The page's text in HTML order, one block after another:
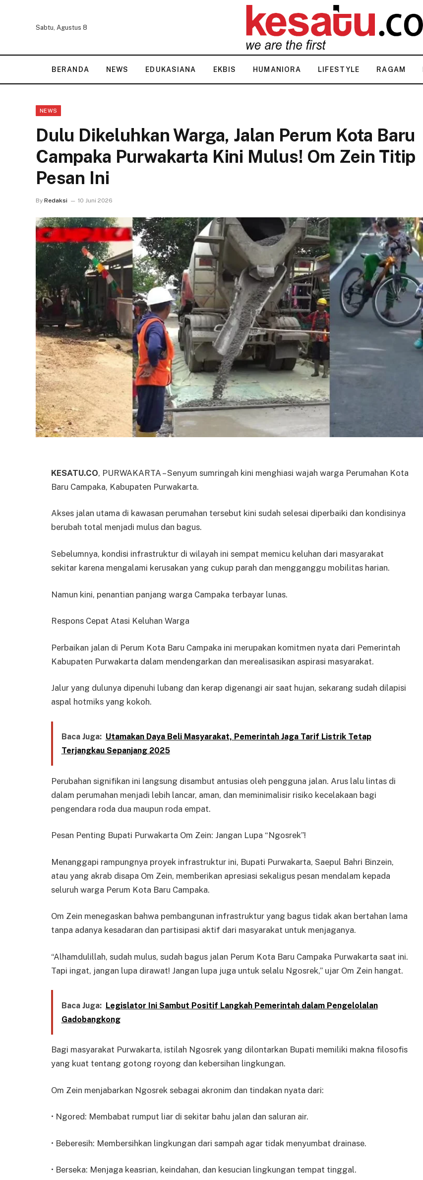
Sabtu, Agustus 8
BERANDA NEWS EDUKASIANA EKBIS HUMANIORA LIFESTYLE RAGAM
NEWS
Dulu Dikeluhkan Warga, Jalan Perum Kota Baru
Campaka Purwakarta Kini Mulus! Om Zein Titip
Pesan Ini
By Redaksi 10 Juni 2026
KESATU.CO, PURWAKARTA – Senyum sumringah kini menghiasi wajah warga Perumahan Kota
Baru Campaka, Kabupaten Purwakarta.
Akses jalan utama di kawasan perumahan tersebut kini sudah selesai diperbaiki dan kondisinya
berubah total menjadi mulus dan bagus.
Sebelumnya, kondisi infrastruktur di wilayah ini sempat memicu keluhan dari masyarakat
sekitar karena mengalami kerusakan yang cukup parah dan mengganggu mobilitas harian.
Namun kini, penantian panjang warga Campaka terbayar lunas.
Respons Cepat Atasi Keluhan Warga
Perbaikan jalan di Perum Kota Baru Campaka ini merupakan komitmen nyata dari Pemerintah
Kabupaten Purwakarta dalam mendengarkan dan merealisasikan aspirasi masyarakat.
Jalur yang dulunya dipenuhi lubang dan kerap digenangi air saat hujan, sekarang sudah dilapisi
aspal hotmiks yang kokoh.
Baca Juga: Utamakan Daya Beli Masyarakat, Pemerintah Jaga Tarif Listrik Tetap
Terjangkau Sepanjang 2025
Perubahan signifikan ini langsung disambut antusias oleh pengguna jalan. Arus lalu lintas di
dalam perumahan menjadi lebih lancar, aman, dan meminimalisir risiko kecelakaan bagi
pengendara roda dua maupun roda empat.
Pesan Penting Bupati Purwakarta Om Zein: Jangan Lupa “Ngosrek”!
Menanggapi rampungnya proyek infrastruktur ini, Bupati Purwakarta, Saepul Bahri Binzein,
atau yang akrab disapa Om Zein, memberikan apresiasi sekaligus pesan mendalam kepada
seluruh warga Perum Kota Baru Campaka.
Om Zein menegaskan bahwa pembangunan infrastruktur yang bagus tidak akan bertahan lama
tanpa adanya kesadaran dan partisipasi aktif dari masyarakat untuk menjaganya.
“Alhamdulillah, sudah mulus, sudah bagus jalan Perum Kota Baru Campaka Purwakarta saat ini.
Tapi ingat, jangan lupa dirawat! Jangan lupa juga untuk selalu Ngosrek,” ujar Om Zein hangat.
Baca Juga: Legislator Ini Sambut Positif Langkah Pemerintah dalam Pengelolalan
Gadobangkong
Bagi masyarakat Purwakarta, istilah Ngosrek yang dilontarkan Bupati memiliki makna filosofis
yang kuat tentang gotong royong dan kebersihan lingkungan.
Om Zein menjabarkan Ngosrek sebagai akronim dan tindakan nyata dari:
• Ngored: Membabat rumput liar di sekitar bahu jalan dan saluran air.
• Beberesih: Membersihkan lingkungan dari sampah agar tidak menyumbat drainase.
• Berseka: Menjaga keasrian, keindahan, dan kesucian lingkungan tempat tinggal.